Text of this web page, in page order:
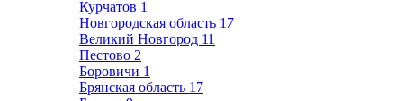
Курчатов 1
Новгородская область 17
Великий Новгород 11
Пестово 2
Боровичи 1
Брянская область 17